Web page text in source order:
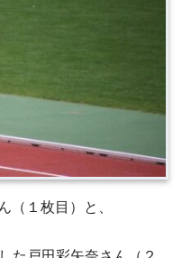
（１枚目）と、